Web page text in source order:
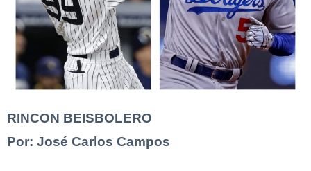
RINCON BEISBOLERO
Por: José Carlos Campos